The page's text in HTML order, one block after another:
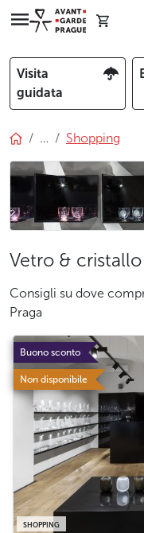
Visita
guidata
… Shopping
Vetro &
Consigli su dove
Praga
Buono sconto
Non disponibile
SHOPPING